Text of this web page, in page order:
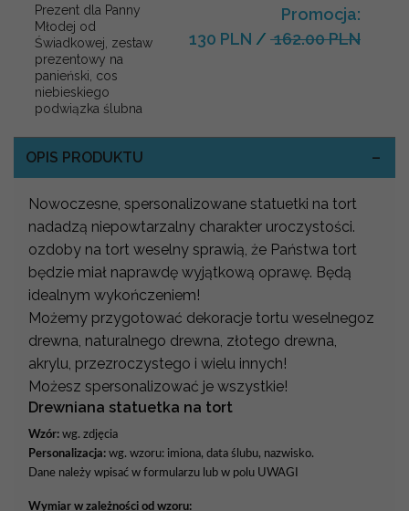
Prezent dla Panny
Młodej od
Świadkowej, zestaw
prezentowy na
panieński, cos
niebieskiego
podwiązka ślubna
Promocja:
130 PLN / 162.00 PLN
OPIS PRODUKTU
Nowoczesne, spersonalizowane statuetki na tort
nadadzą niepowtarzalny charakter uroczystości.
ozdoby na tort weselny sprawią, że Państwa tort
będzie miał naprawdę wyjątkową oprawę. Będą
idealnym wykończeniem!
Możemy przygotować dekoracje tortu weselnegoz
drewna, naturalnego drewna, złotego drewna,
akrylu, przezroczystego i wielu innych!
Możesz spersonalizować je wszystkie!
Drewniana statuetka na tort
Wzór: wg. zdjęcia
Personalizacja: wg. wzoru: imiona, data ślubu, nazwisko.
Dane należy wpisać w formularzu lub w polu UWAGI
Wymiar w zależności od wzoru: